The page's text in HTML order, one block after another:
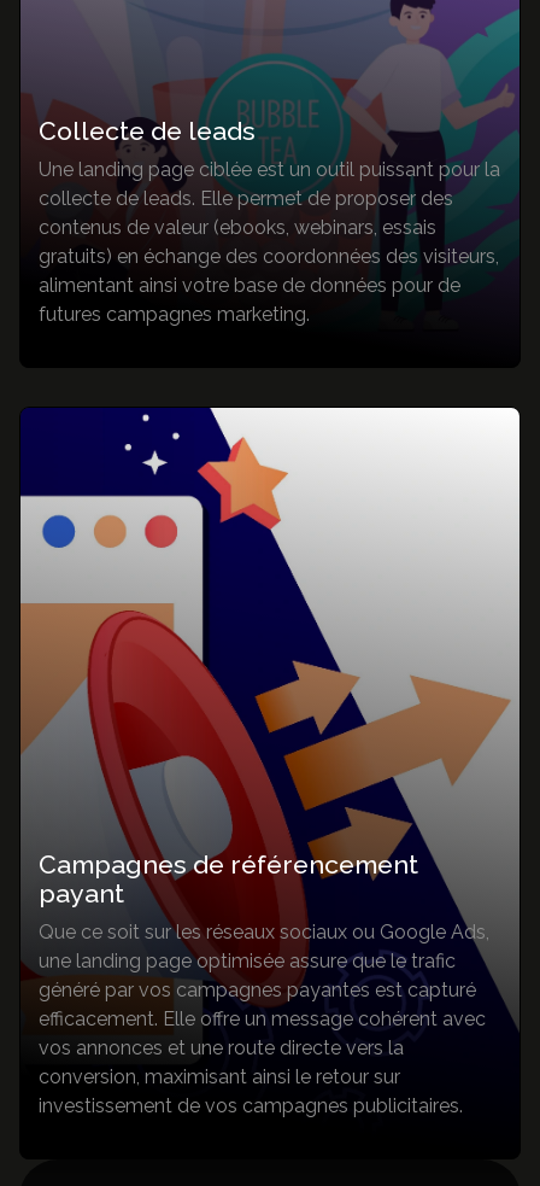
Collecte de leads
Une landing page ciblée est un outil puissant pour la
collecte de leads. Elle permet de proposer des
contenus de valeur (ebooks, webinars, essais
gratuits) en échange des coordonnées des visiteurs,
alimentant ainsi votre base de données pour de
futures campagnes marketing.
Campagnes de référencement
payant
Que ce soit sur les réseaux sociaux ou Google Ads,
une landing page optimisée assure que le trafic
généré par vos campagnes payantes est capturé
efficacement. Elle offre un message cohérent avec
vos annonces et une route directe vers la
conversion, maximisant ainsi le retour sur
investissement de vos campagnes publicitaires.